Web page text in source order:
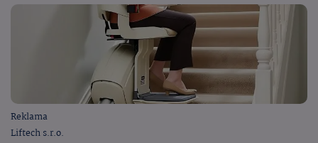
Reklama
Liftech s.r.o.